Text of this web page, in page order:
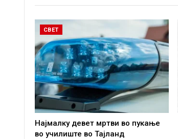
СВЕТ
Најмалку девет мртви во пукање
во училиште во Тајланд